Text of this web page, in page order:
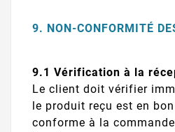
9. NON-CONFORMITÉ
9.1 Vérification à la
Le client doit vérifier
le produit reçu est en
conforme à la